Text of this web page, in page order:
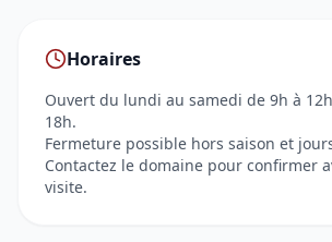
Horaires
Ouvert du lundi au samedi de 9h à
18h.
Fermeture possible hors saison et
Contactez le domaine pour confirmer
visite.